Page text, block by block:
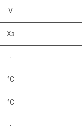
V
Хз
-
°C
°C
-